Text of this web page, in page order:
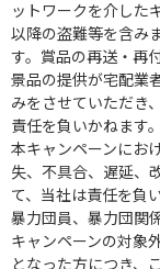
ットワークを介した
以降の盗難等を含み
す。賞品の再送・再
景品の提供が宅配業
みをさせていただき
責任を負いかねます。
本キャンペーンにお
失、不具合、遅延、
て、当社は責任を負
暴力団員、暴力団関
キャンペーンの対象
となった方につき、